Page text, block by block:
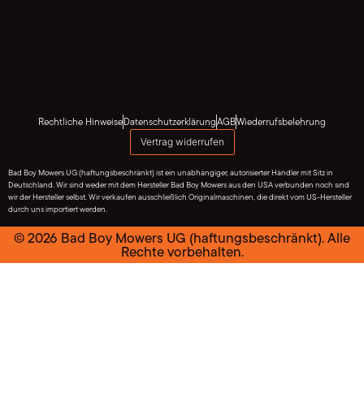
Rechtliche HinweiseDatenschutzerklärungAGBWiederrufsbelehrung
Vertrag widerrufen
Bad Boy Mowers UG (haftungsbeschränkt) ist ein unabhängiger, autorisierter Händler mit Sitz in
Deutschland. Wir sind weder mit dem Hersteller Bad Boy Mowers aus den USA verbunden noch sind
wir der Hersteller selbst. Wir verkaufen ausschließlich Originalmaschinen, die direkt vom US-Hersteller
durch uns importiert werden.
© 2026 Bad Boy Mowers UG (haftungsbeschränkt). Alle
Rechte vorbehalten.